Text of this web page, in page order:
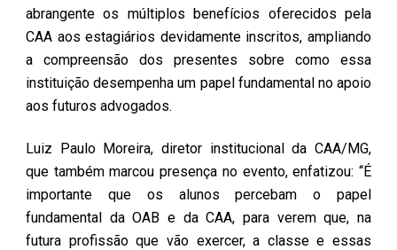
abrangente os múltiplos benefícios oferecidos pela
CAA aos estagiários devidamente inscritos, ampliando
a compreensão dos presentes sobre como essa
instituição desempenha um papel fundamental no apoio
aos futuros advogados.
Luiz Paulo Moreira, diretor institucional da CAA/MG,
que também marcou presença no evento, enfatizou: “É
importante que os alunos percebam o papel
fundamental da OAB e da CAA, para verem que, na
futura profissão que vão exercer, a classe e essas